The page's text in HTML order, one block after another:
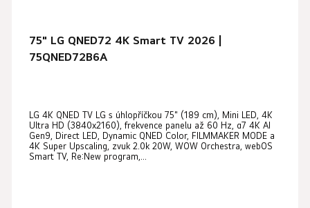
75" LG QNED72 4K Smart TV 2026 |
75QNED72B6A
LG 4K QNED TV LG s úhlopříčkou 75" (189 cm), Mini LED, 4K
Ultra HD (3840x2160), frekvence panelu až 60 Hz, α7 4K AI
Gen9, Direct LED, Dynamic QNED Color, FILMMAKER MODE a
4K Super Upscaling, zvuk 2.0k 20W, WOW Orchestra, webOS
Smart TV, Re:New program,...